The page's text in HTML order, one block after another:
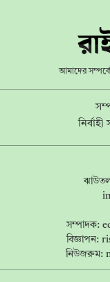
আমাদের
সম্পাদক:
বিজ্ঞাপন:
নিউজরুম: